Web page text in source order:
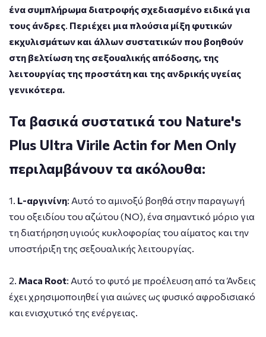
ένα συμπλήρωμα διατροφής σχεδιασμένο ειδικά για
τους άνδρες Περιέχει μια πλούσια μίξη φυτικών
εκχυλισμάτων και άλλων συστατικών που βοηθούν
στη βελτίωση της σεξουαλικής απόδοσης, της
λειτουργίας της προστάτη και της ανδρικής υγείας
γενικότερα.
Τα βασικά συστατικά του Nature's
Plus Ultra Virile Actin for Men Only
περιλαμβάνουν τα ακόλουθα:
1. L-αργινίνη: Αυτό το αμινοξύ βοηθά στην παραγωγή
του οξειδίου του αζώτου (NO), ένα σημαντικό μόριο για
τη διατήρηση υγιούς κυκλοφορίας του αίματος και την
υποστήριξη της σεξουαλικής λειτουργίας.
2. Maca Root: Αυτό το φυτό με προέλευση από τα Άνδεις
έχει χρησιμοποιηθεί για αιώνες ως φυσικό αφροδισιακό
και ενισχυτικό της ενέργειας.